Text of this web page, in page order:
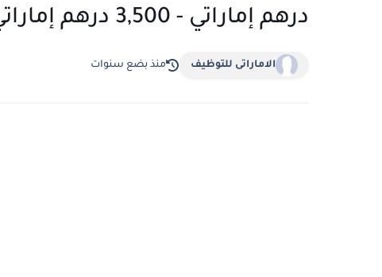
درهم إماراتي - 3,500 درهم إماراتي شهريًا
الاماراتى للتوظيف منذ بضع سنوات